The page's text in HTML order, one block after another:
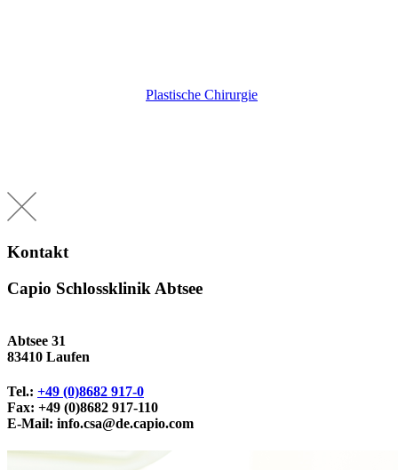
Plastische Chirurgie
Kontakt
Capio Schlossklinik Abtsee
Abtsee 31
83410 Laufen
Tel.: +49 (0)8682 917-0
Fax: +49 (0)8682 917-110
E-Mail: info.csa@de.capio.com